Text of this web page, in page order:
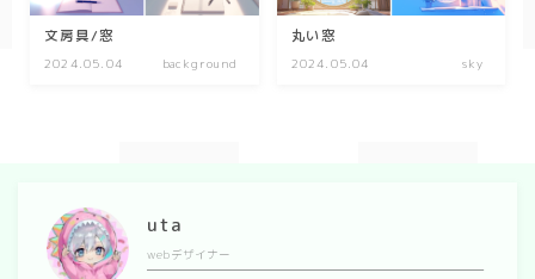
Halloween
Christmas
summer
spring
文房具/窓
2024.05.04 background
丸い窓
2024.05.04 sky
uta
webデザイナー